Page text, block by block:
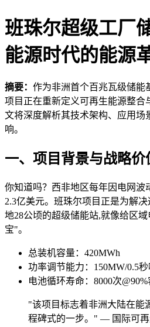
班珠尔超级工厂
能源时代的能源
摘要： 作为非洲首个百兆瓦级储能
项目正在重新定义可再生能源整合
文将深度解析其技术架构、应用场
响。
一、项目背景与战略价
你知道吗？西非地区每年因电网波
2.3亿美元。班珠尔项目正是为解
地28公顷的超级储能站,就像给区
宝"。
总装机容量：420MWh
功率调节能力：150MW/0.5秒
电池循环寿命：8000次
"该项目标志着非洲大陆在能
程碑式的一步。" — 国际可再